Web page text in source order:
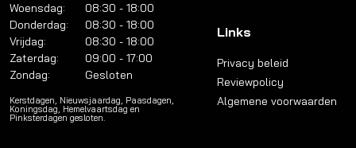
Woensdag:
08:30 - 18:00
Donderdag:
08:30 - 18:00
Vrijdag:
08:30 - 18:00
Zaterdag:
09:00 - 17:00
Zondag:
Gesloten
Kerstdagen, Nieuwsjaardag, Paasdagen,
Koningsdag, Hemelvaartsdag en
Pinksterdagen gesloten.
Links
Privacy beleid
Reviewpolicy
Algemene voorwaarden